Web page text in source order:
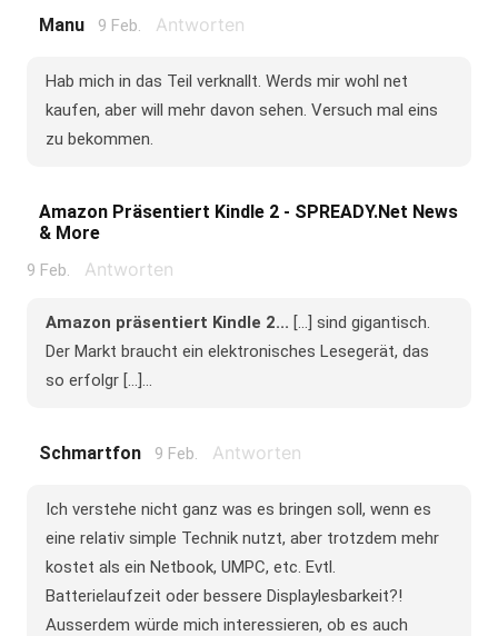
Manu 9 Feb. Antworten
Hab mich in das Teil verknallt. Werds mir wohl net
kaufen, aber will mehr davon sehen. Versuch mal eins
zu bekommen.
Amazon Präsentiert Kindle 2 - SPREADY.net News
& More
9 Feb. Antworten
Amazon präsentiert Kindle 2... [...] sind gigantisch.
Der Markt braucht ein elektronisches Lesegerät, das
so erfolgr [...]...
Schmartfon 9 Feb. Antworten
Ich verstehe nicht ganz was es bringen soll, wenn es
eine relativ simple Technik nutzt, aber trotzdem mehr
kostet als ein Netbook, UMPC, etc. Evtl.
Batterielaufzeit oder bessere Displaylesbarkeit?!
Ausserdem würde mich interessieren, ob es auch